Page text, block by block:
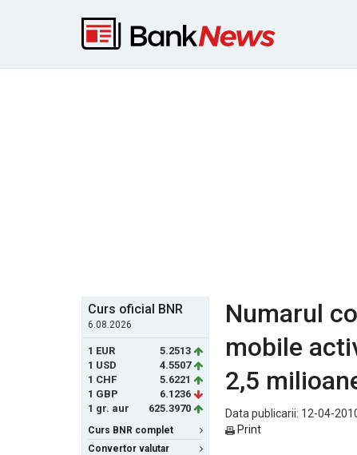
Curs oficial BNR
6.08.2026
1 EUR
5.2513
1 USD
4.5507
1 CHF
5.6221
1 GBP
6.1236
1 gr. aur
625.3970
Curs BNR complet
Convertor valutar
Numarul
mobile
2,5
Data publicarii: 12-04-
Print